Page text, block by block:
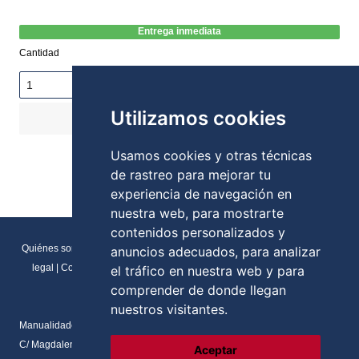
Utilizamos cookies
Usamos cookies y otras técnicas
de rastreo para mejorar tu
experiencia de navegación en
nuestra web, para mostrarte
contenidos personalizados y
anuncios adecuados, para analizar
el tráfico en nuestra web y para
comprender de donde llegan
nuestros visitantes.
Aceptar
Entrega inmediata
Cantidad
167,40€
COMPRAR
Stock:
Quiénes somos Direcciones y contactos|Formulario de contacto|Aviso
legal
Condiciones generales de venta|Política de cookies|RGPD
Preferencias de cookies
Manualidades Flores
C/ Magdalena del prado, N.2 Local